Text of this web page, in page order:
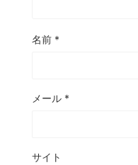
名前 *
メール *
サイト